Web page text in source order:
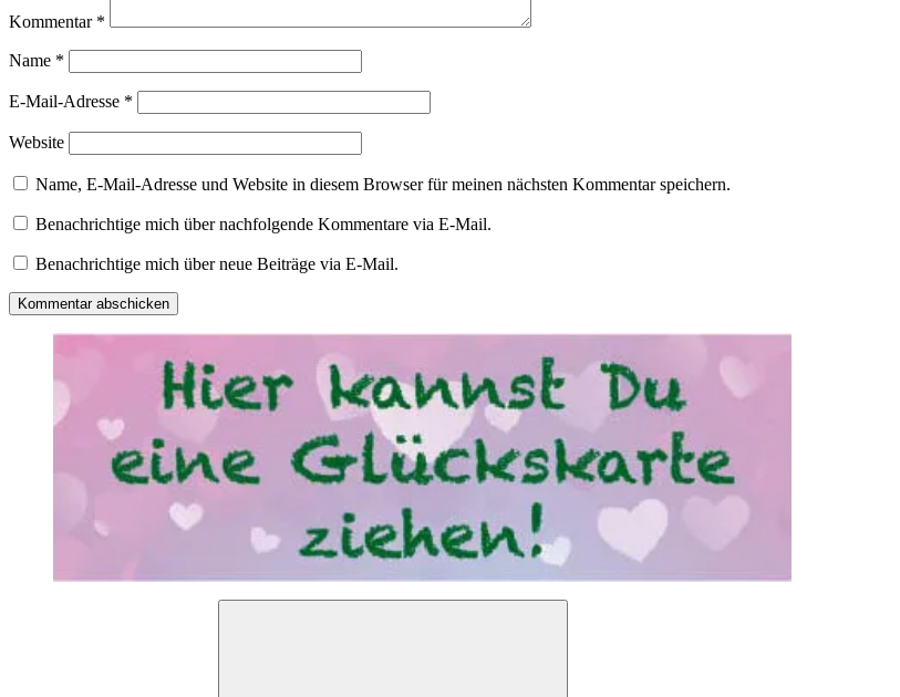
Kommentar *
Name *
E-Mail-Adresse *
Website
Name, E-Mail-Adresse und Website in diesem Browser für meinen nächsten Kommentar speichern.
Benachrichtige mich über nachfolgende Kommentare via E-Mail.
Benachrichtige mich über neue Beiträge via E-Mail.